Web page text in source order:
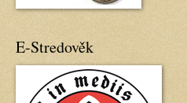
E-Stredověk